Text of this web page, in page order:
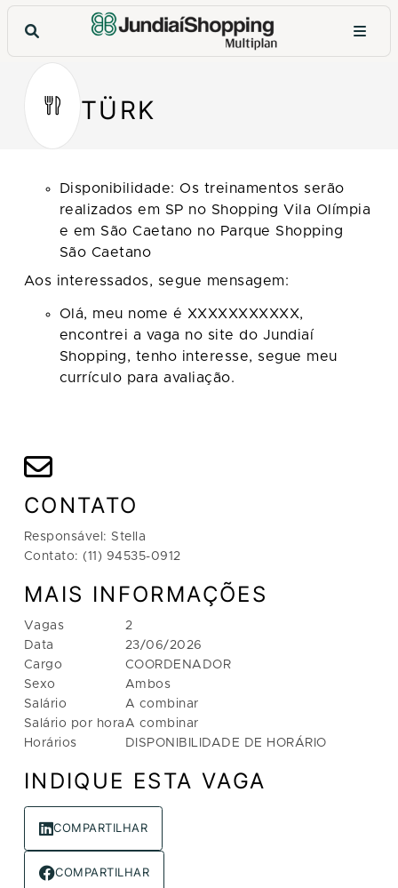
TÜRK
CONTATO
Responsável: Stella
Contato: (11) 94535-0912
MAIS INFORMAÇÕES
Vagas
Data
Cargo
Sexo
Salário
Salário por hora
Horários
2
23/06/2026
COORDENADOR
Ambos
A combinar
A combinar
DISPONIBILIDADE DE HORÁRIO
INDIQUE ESTA VAGA
COMPARTILHAR
COMPARTILHAR
Disponibilidade: Os treinamentos serão
realizados em SP no Shopping Vila Olímpia
e em São Caetano no Parque Shopping
São Caetano
Aos interessados, segue mensagem:
Olá, meu nome é XXXXXXXXXXX,
encontrei a vaga no site do Jundiaí
Shopping, tenho interesse, segue meu
currículo para avaliação.